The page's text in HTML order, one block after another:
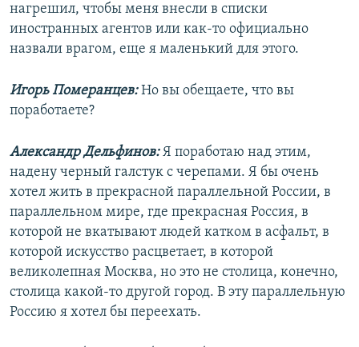
нагрешил, чтобы меня внесли в списки
иностранных агентов или как-то официально
назвали врагом, еще я маленький для этого.
Игорь Померанцев:Но вы обещаете, что вы
поработаете?
Александр Дельфинов:Я поработаю над этим,
надену черный галстук с черепами. Я бы очень
хотел жить в прекрасной параллельной России, в
параллельном мире, где прекрасная Россия, в
которой не вкатывают людей катком в асфальт, в
которой искусство расцветает, в которой
великолепная Москва, но это не столица, конечно,
столица какой-то другой город. В эту параллельную
Россию я хотел бы переехать.